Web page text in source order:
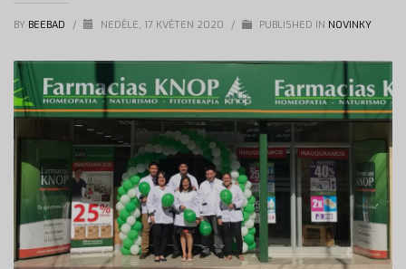
BY BEEBAD / NEDĚLE, 17 KVĚTEN 2020 / PUBLISHED IN NOVINKY